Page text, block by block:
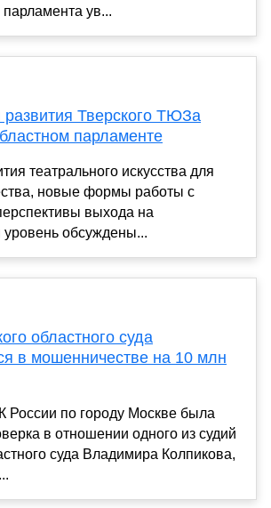
парламента ув...
развития Тверского ТЮЗа
парламенте
театрального искусства для
новые формы работы с
выхода на
уровень обсуждены...
областного суда
в мошенничестве на 10 млн
России по городу Москве была
в отношении одного из судий
суда Владимира Колпикова,